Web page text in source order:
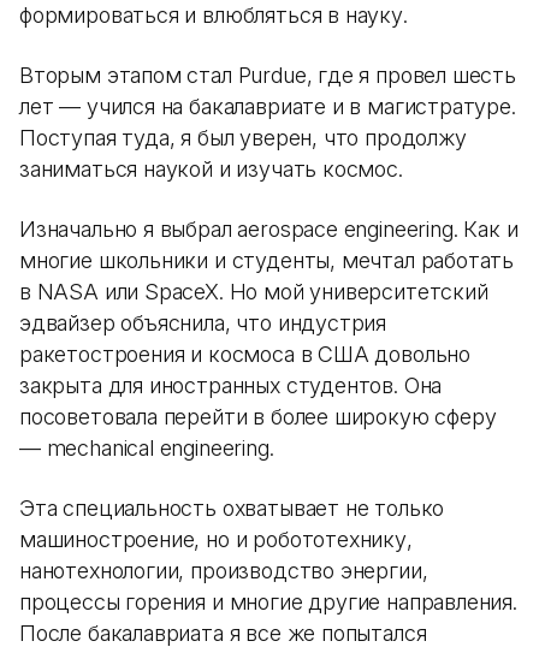
формироваться и влюбляться в науку.
Вторым этапом стал Purdue, где я провел шесть
лет — учился на бакалавриате и в магистратуре.
Поступая туда, я был уверен, что продолжу
заниматься наукой и изучать космос.
Изначально я выбрал aerospace engineering. Как и
многие школьники и студенты, мечтал работать
в NASA или SpaceX. Но мой университетский
эдвайзер объяснила, что индустрия
ракетостроения и космоса в США довольно
закрыта для иностранных студентов. Она
посоветовала перейти в более широкую сферу
— mechanical engineering.
Эта специальность охватывает не только
машиностроение, но и робототехнику,
нанотехнологии, производство энергии,
процессы горения и многие другие направления.
После бакалавриата я все же попытался